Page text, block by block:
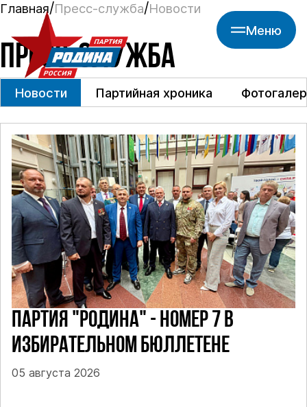
Меню
Главная Пресс-служба Новости
ПРЕСС-СЛУЖБА
Новости Партийная хроника
ПАРТИЯ "РОДИНА" - НОМЕР 7 В
ИЗБИРАТЕЛЬНОМ БЮЛЛЕТЕНЕ
05 августа 2026